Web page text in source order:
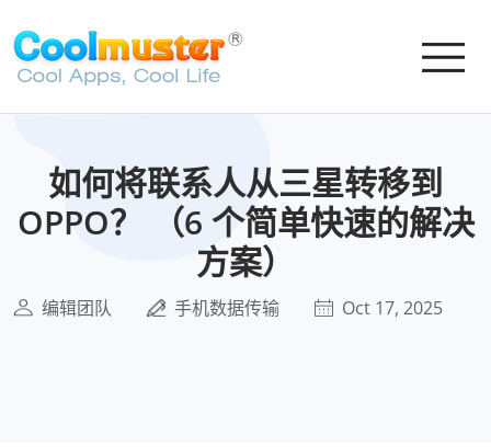
如何将联系人从三星转移到
OPPO？ （6 个简单快速的解决
方案）
编辑团队 手机数据传输 Oct 17, 2025